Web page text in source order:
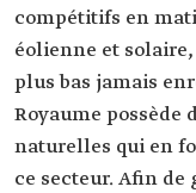
compétitifs en
éolienne et
plus bas jamais
Royaume possède
naturelles qui en
ce secteur. Afin de